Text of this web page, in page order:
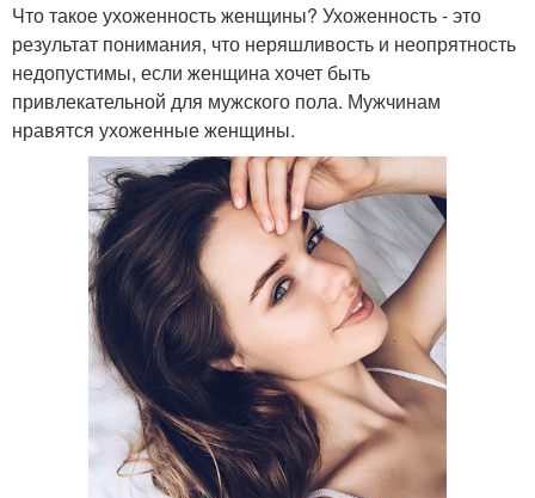
Что такое ухоженность женщины? Ухоженность - это
результат понимания, что неряшливость и неопрятность
недопустимы, если женщина хочет быть
привлекательной для мужского пола. Мужчинам
нравятся ухоженные женщины.